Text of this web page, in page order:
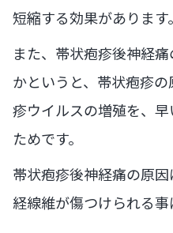
短縮する効果があります。
また、帯状疱疹後神経
かというと、帯状疱疹
疹ウイルスの増殖を、
ためです。
帯状疱疹後神経痛の原
経線維が傷つけられる事